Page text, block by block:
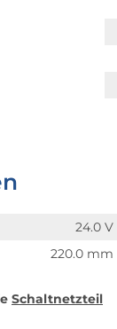
24.0 V
220.0 mm
Schaltnetzteil